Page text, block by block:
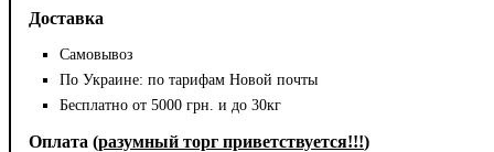
Доставка
Самовывоз
По Украине: по тарифам Новой почты
Бесплатно от 5000 грн. и до 30кг
Оплата (разумный торг приветствуется!!!)